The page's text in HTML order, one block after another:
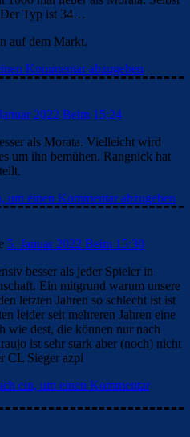
Der Typ ist 34…
auf dem Markt.
Kommentar abzugeben
2022 Beim 15:24
als Morata. Vielleicht wird
um ihn bemühen. Rangnick hat
um einen Kommentar abzugeben
5. Januar 2022 Beim 15:30
besser als jeder Spieler in
Ein mitgrund warum unsere
letzten Jahren so schlecht ist ist
leider seit mehreren Jahren eine
wie dest, die können nur nach
ist sehr stark aber (noch) nicht
CL Sieger azpi
ein, um einen Kommentar